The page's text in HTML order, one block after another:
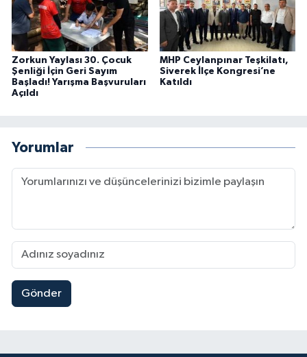
Zorkun Yaylası 30. Çocuk
Şenliği İçin Geri Sayım
Başladı! Yarışma Başvuruları
Açıldı
MHP Ceylanpınar Teşkilatı,
Siverek İlçe Kongresi’ne
Katıldı
Yorumlar
Gönder